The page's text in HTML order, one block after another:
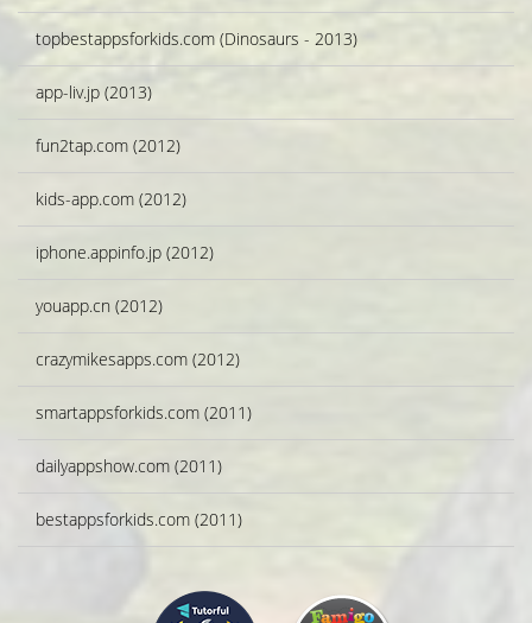
topbestappsforkids.com (Dinosaurs - 2013)
app-liv.jp (2013)
fun2tap.com (2012)
kids-app.com (2012)
iphone.appinfo.jp (2012)
youapp.cn (2012)
crazymikesapps.com (2012)
smartappsforkids.com (2011)
dailyappshow.com (2011)
bestappsforkids.com (2011)